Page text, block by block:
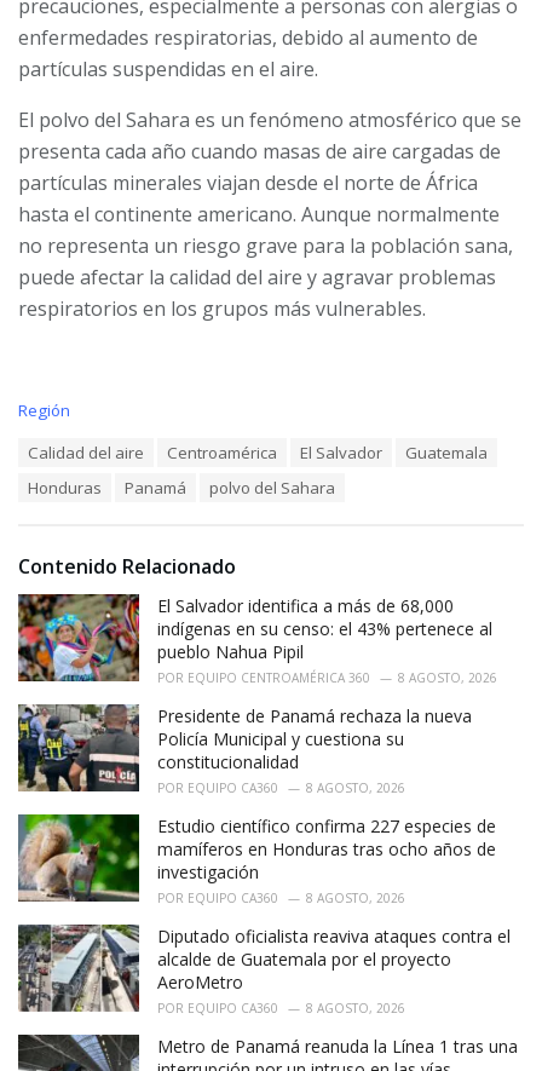
precauciones, especialmente a personas con alergias o
enfermedades respiratorias, debido al aumento de
partículas suspendidas en el aire.
El polvo del Sahara es un fenómeno atmosférico que se
presenta cada año cuando masas de aire cargadas de
partículas minerales viajan desde el norte de África
hasta el continente americano. Aunque normalmente
no representa un riesgo grave para la población sana,
puede afectar la calidad del aire y agravar problemas
respiratorios en los grupos más vulnerables.
C
i
s
:
Región
Calidad del aire Centroamérica El Salvador
Guatemala
Honduras
Panamá polvo del Sahara
Contenido Relacionado
El Salvador identifica a más de 68,000
indígenas en su censo: el 43% pertenece al
pueblo Nahua Pipil
POR EQUIPO CENTROAMÉRICA 360 8 AGOSTO, 2026
Presidente de Panamá rechaza la nueva
Policía Municipal y cuestiona su
constitucionalidad
POR EQUIPO CA360 8 AGOSTO, 2026
Estudio científico confirma 227 especies de
mamíferos en Honduras tras ocho años de
investigación
POR EQUIPO CA360 8 AGOSTO, 2026
Diputado oficialista reaviva ataques contra el
alcalde de Guatemala por el proyecto
AeroMetro
POR EQUIPO CA360 8 AGOSTO, 2026
Metro de Panamá reanuda la Línea 1 tras una